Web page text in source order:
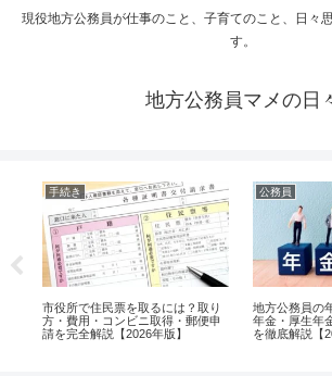
現役地方公務員が仕事のこと、子育てのこと、日々
す。
地方公務員マメの日
手続き
市役所で住民票を取るには？取り
方・費用・コンビニ取得・郵便申
請を完全解説【2026年版】
公務員
地方公務員の
年金・厚生年
を徹底解説【